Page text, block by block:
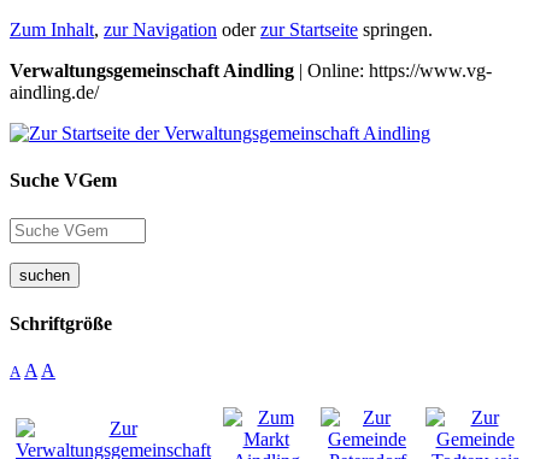
Zum Inhalt, zur Navigation oderzur Startseite springen.
Verwaltungsgemeinschaft Aindling | Online: https://www.vg-
aindling.de/
Suche VGem
suchen
Schriftgröße
A A A